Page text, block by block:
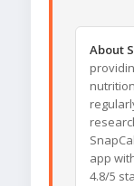
About
app
4.8/5